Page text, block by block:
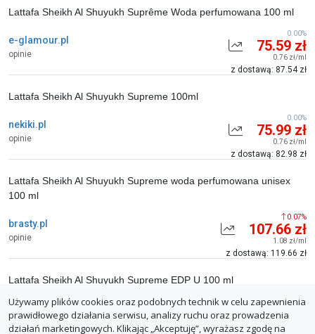
e-glamour.pl
opinie
Lattafa Sheikh Al Shuyukh Suprême Woda perfumowana 100 ml
75.59 zł
0.76 zł/ml
z dostawą: 87.54 zł
0.00%
nekiki.pl
opinie
Lattafa Sheikh Al Shuyukh Supreme 100ml
75.99 zł
0.76 zł/ml
z dostawą: 82.98 zł
0.00%
brasty.pl
opinie
Lattafa Sheikh Al Shuyukh Supreme woda perfumowana unisex
100 ml
107.66 zł
1.08 zł/ml
z dostawą: 119.66 zł
0.07%
allegro(brawat_pl)
opinie
Lattafa Sheikh Al Shuyukh Supreme EDP U 100 ml
107.66 zł
0.07%
Używamy plików cookies oraz podobnych technik w celu zapewnienia
prawidłowego działania serwisu, analizy ruchu oraz prowadzenia
działań marketingowych. Klikając „Akceptuję”, wyrażasz zgodę na